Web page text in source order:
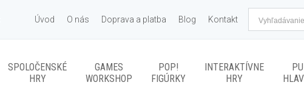
Úvod O nás Doprava a platba Blog Kontakt
SPOLOČENSKÉ
HRY
GAMES
WORKSHOP
POP!
FIGÚRKY
INTERAKTÍVNE
HRY